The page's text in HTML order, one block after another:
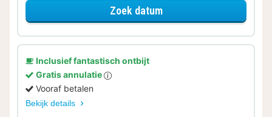
Zoek datumvoor Comfort kamer
Inclusief fantastisch ontbijt
Gratis annulatie
Vooraf betalen
Bekijk details